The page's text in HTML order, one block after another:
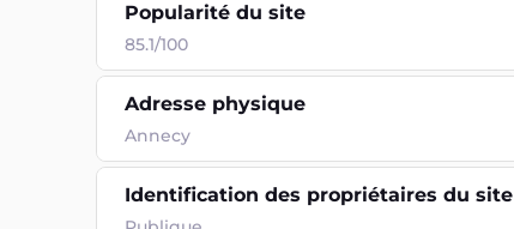
Popularité du site
85.1/100
Adresse physique
Annecy
Identification des propriétaires du site